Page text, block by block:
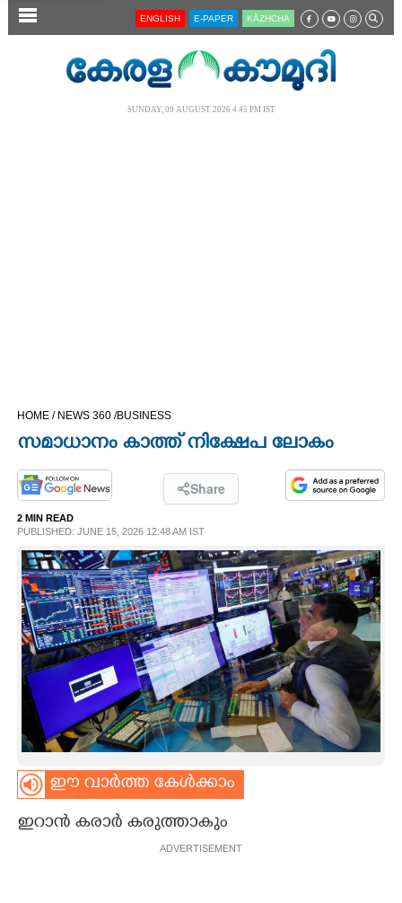
SECTIONS
CINEMA
OPINION
PHOTOS
LIFESTYLE
SPIRITUAL
INFO+
ART
ASTRO
CARTOONS
ENGLISH E-PAPER KĀZHCHA
SUNDAY, 09 AUGUST 2026 4.45 PM IST
HOME / NEWS 360 /BUSINESS
സമാധാനം കാത്ത് നിക്ഷേപ ലോകം
Share
2 MIN READ
PUBLISHED: JUNE 15, 2026 12:48 AM IST
ഈ വാർത്ത കേൾക്കാം
ഇറാൻ കരാർ കരുത്താകും
ADVERTISEMENT